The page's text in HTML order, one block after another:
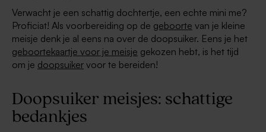
Verwacht je een schattig dochtertje, een echte mini me?
Proficiat! Als voorbereiding op de geboorte van je kleine
meisje denk je al eens na over de doopsuiker. Eens je het
geboortekaartje voor je meisje gekozen hebt, is het tijd
om je doopsuiker voor te bereiden!
Doopsuiker meisjes: schattige
bedankjes